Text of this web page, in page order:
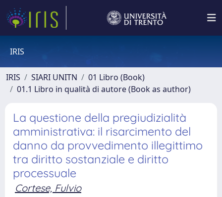
IRIS
IRIS SIARI UNITN
01 Libro (Book)
01.1 Libro in qualità di autore (Book as author)
La questione della pregiudizialità
amministrativa: il risarcimento del
danno da provvedimento illegittimo
tra diritto sostanziale e diritto
processuale
Cortese, Fulvio